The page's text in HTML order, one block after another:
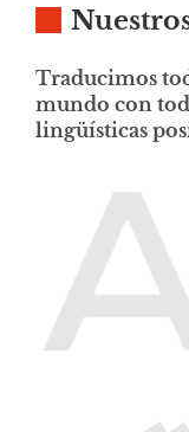
Traducimos
mundo con
lingüísticas